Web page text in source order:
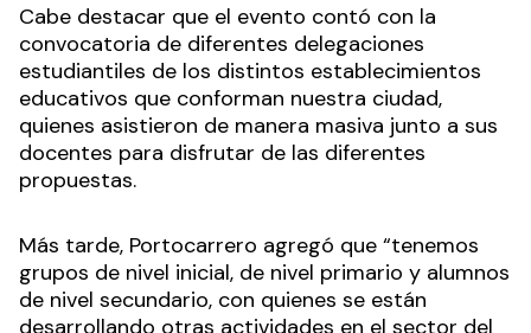
Cabe destacar que el evento contó con la
convocatoria de diferentes delegaciones
estudiantiles de los distintos establecimientos
educativos que conforman nuestra ciudad,
quienes asistieron de manera masiva junto a sus
docentes para disfrutar de las diferentes
propuestas.
Más tarde, Portocarrero agregó que “tenemos
grupos de nivel inicial, de nivel primario y alumnos
de nivel secundario, con quienes se están
desarrollando otras actividades en el sector del